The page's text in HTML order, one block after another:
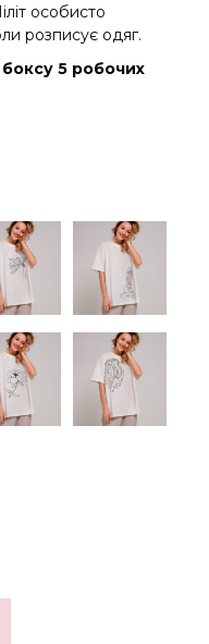
особисто
розписує одяг.
5 робочих